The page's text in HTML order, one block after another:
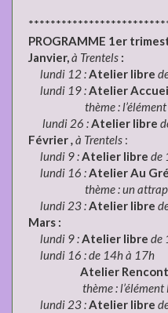
PROGRAMME 1er
Janvier,à Trentels :
lundi 12 :Atelier libre
lundi 19 :Atelier
thème : l’élément
lundi 26 :Atelier libre
Février,à Trentels :
lundi 9 :Atelier libre de
lundi 16 :Atelier Au
thème : un attrape-
lundi 23 :Atelier libre
Mars :
lundi 9 :Atelier libre de
lundi 16 : de 14h à 17h
Atelier Rencontre
thème : l’élément
lundi 23 :Atelier libre